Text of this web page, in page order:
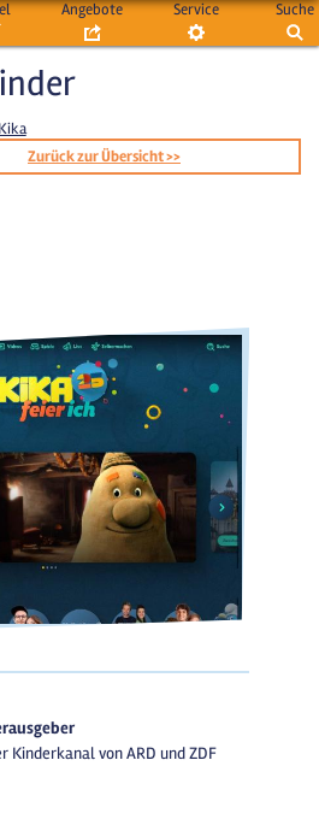
Angebote Service Suche
Kika
Zurück zur Übersicht >>
Kinderkanal von ARD und ZDF